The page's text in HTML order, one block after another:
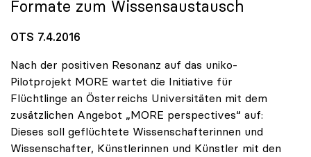
Formate zum Wissensaustausch
OTS 7.4.2016
Nach der positiven Resonanz auf das uniko-
Pilotprojekt MORE wartet die Initiative für
Flüchtlinge an Österreichs Universitäten mit dem
zusätzlichen Angebot „MORE perspectives“ auf:
Dieses soll geflüchtete Wissenschafterinnen und
Wissenschafter, Künstlerinnen und Künstler mit den